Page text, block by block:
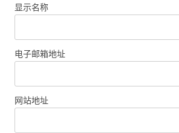
显示名称
电子邮箱地址
网站地址